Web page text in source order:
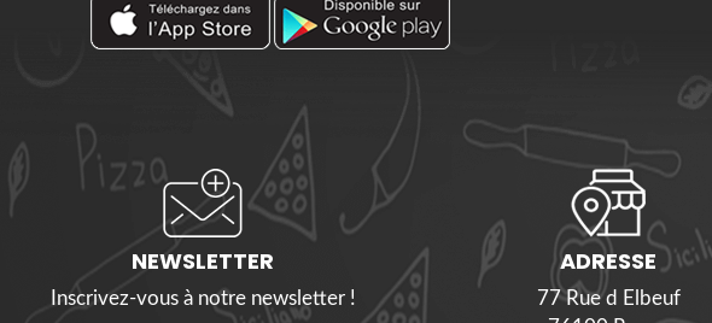
NEWSLETTER
Inscrivez-vous à notre newsletter !
ADRESSE
77 Rue d Elbeuf